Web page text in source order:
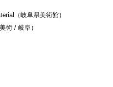
（岐阜県美術館）
術 / 岐阜）